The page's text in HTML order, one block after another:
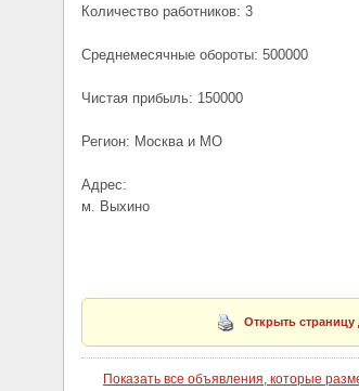
Количество работников: 3
Среднемесячные обороты: 500000
Чистая прибыль: 150000
Регион: Москва и МО
Адрес:
м. Выхино
Открыть страницу
Показать все объявления, которые